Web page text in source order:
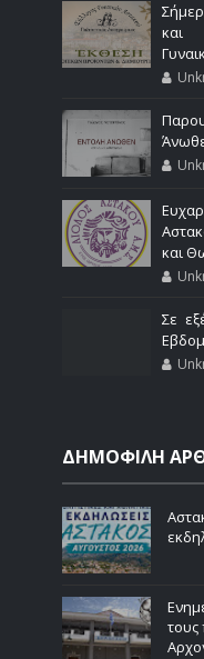
και
και
Σε
ΔΗΜΟΦΙΛΗ
τους